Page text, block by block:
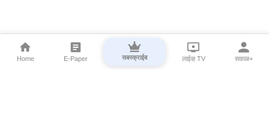
Home E-Paper सबस्क्राईब लाईव्ह TV सकाळ+